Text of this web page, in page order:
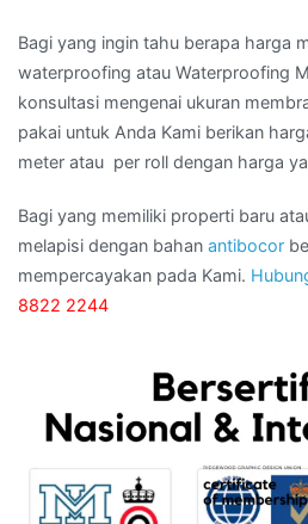
Bagi yang ingin tahu berapa harga
waterproofing atau Waterproofing
konsultasi mengenai ukuran
pakai untuk Anda Kami berikan
meter atau per roll dengan harga
Bagi yang memiliki properti baru
melapisi dengan bahan antibocor
mempercayakan pada Kami.
8822 2244